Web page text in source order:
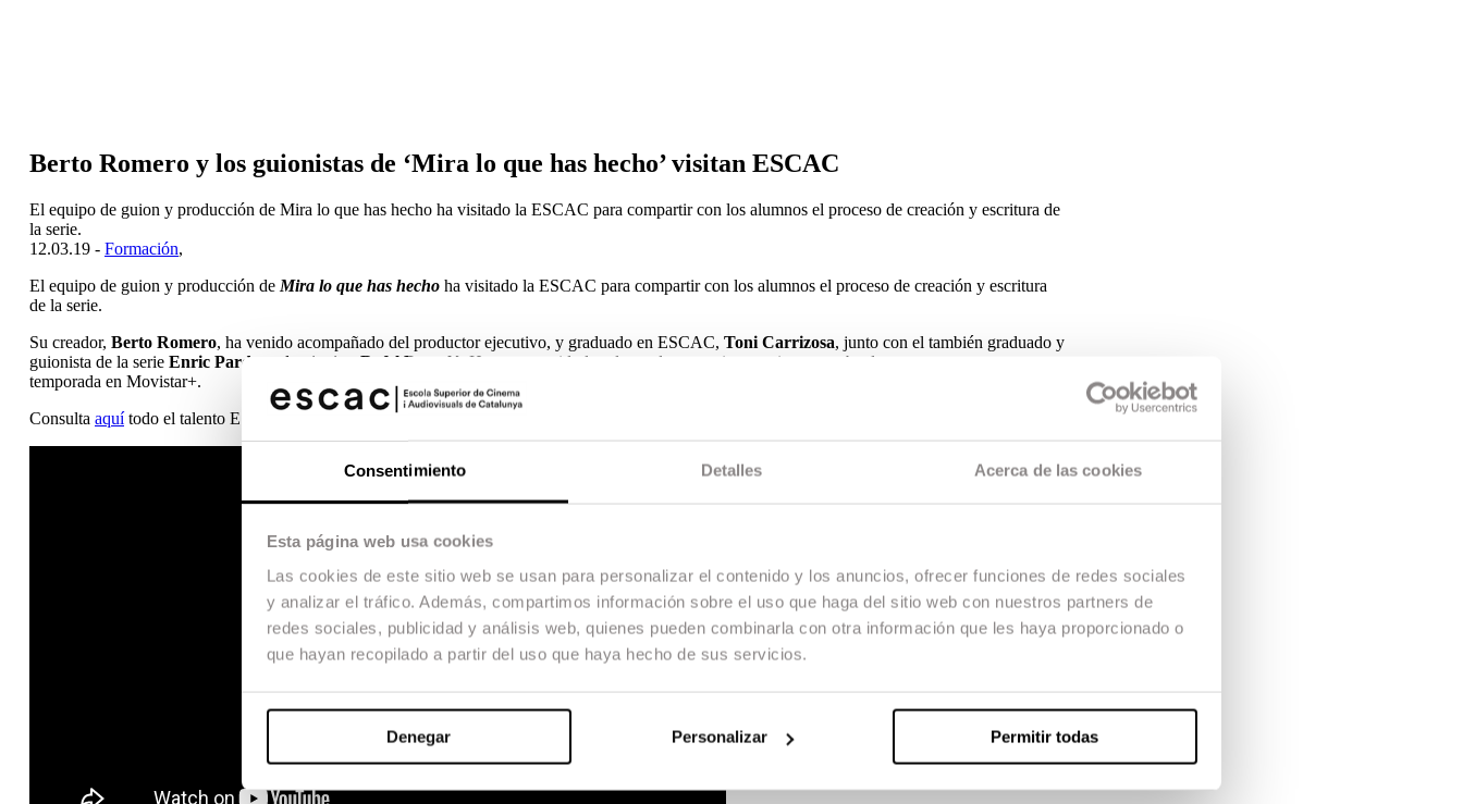
Consentimiento Detalles Acerca de las cookies
Esta página web usa cookies
Las cookies de este sitio web se usan para personalizar el contenido y los anuncios, ofrecer funciones de redes sociales
y analizar el tráfico. Además, compartimos información sobre el uso que haga del sitio web con nuestros partners de
redes sociales, publicidad y análisis web, quienes pueden combinarla con otra información que les haya proporcionado o
que hayan recopilado a partir del uso que haya hecho de sus servicios.
Denegar Personalizar Permitir todas
Berto Romero y los guionistas de ‘Mira lo que has hecho’ visitan ESCAC
El equipo de guion y producción de Mira lo que has hecho ha visitado la ESCAC para compartir con los alumnos el proceso de creación y escritura de
la serie.
12.03.19 - Formación,
El equipo de guion y producción de Mira lo que has hecho ha visitado la ESCAC para compartir con los alumnos el proceso de creación y escritura
de la serie.
Su creador, Berto Romero, ha venido acompañado del productor ejecutivo, y graduado en ESCAC, Toni Carrizosa, junto con el también graduado y
guionista de la serie Enric Pardo y el guionista Rafel Barceló . Han compartido las claves de esta exitosa serie que acaba de renovar por su tercera
temporada en Movistar+.
Consulta aquítodo el talento ESCAC detrás de la serie.